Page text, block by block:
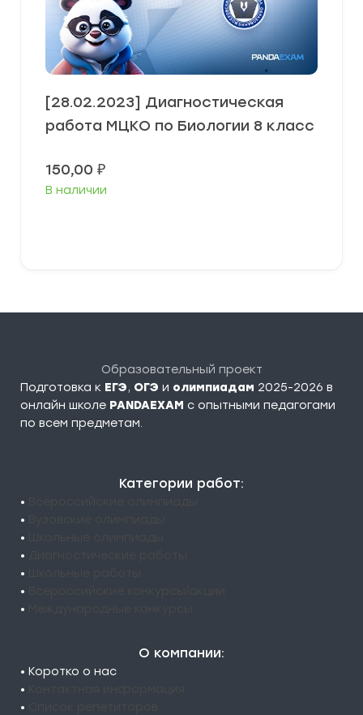
[28.02.2023] Диагностическая
работа МЦКО по Биологии 8 класс
150,00 ₽
В наличии
Образовательный проект
Подготовка к ЕГЭ, ОГЭ и олимпиадам 2025-2026 в
онлайн школе PANDAEXAM c опытными педагогами
по всем предметам.
Категории работ:
•
•
•
•
•
•
•
О компании:
• Коротко о нас
•
•